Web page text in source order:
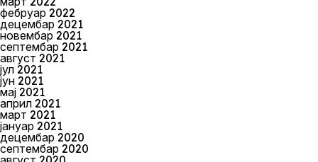
фебруар 2022
децембар 2021
новембар 2021
септембар 2021
август 2021
јул 2021
јун 2021
мај 2021
април 2021
март 2021
јануар 2021
децембар 2020
септембар 2020